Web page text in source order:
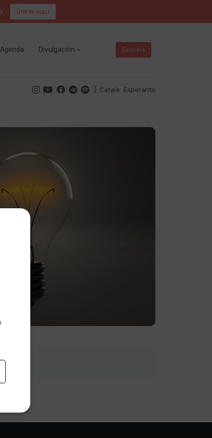
Únete aquí
Agenda Divulgación Escuela
Català Esperanto